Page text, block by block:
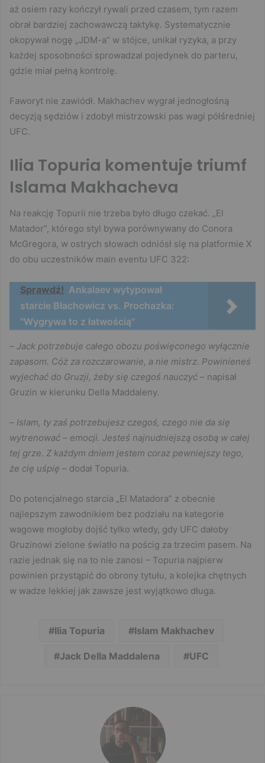
aż osiem razy kończył rywali przed czasem, tym razem
obrał bardziej zachowawczą taktykę. Systematycznie
okopywał nogę „JDM-a” w stójce, unikał ryzyka, a przy
każdej sposobności sprowadzał pojedynek do parteru,
gdzie miał pełną kontrolę.
Faworyt nie zawiódł. Makhachev wygrał jednogłośną
decyzją sędziów i zdobył mistrzowski pas wagi półśredniej
UFC.
Ilia Topuria komentuje triumf
Islama Makhacheva
Na reakcję Topurii nie trzeba było długo czekać. „El
Matador”, którego styl bywa porównywany do Conora
McGregora, w ostrych słowach odniósł się na platformie X
do obu uczestników main eventu UFC 322:
Sprawdź! Ankalaev wytypował
starcie Błachowicz vs. Prochazka:
"Wygrywa to z łatwością"
– Jack potrzebuje całego obozu poświęconego wyłącznie
zapasom. Cóż za rozczarowanie, a nie mistrz. Powinieneś
wyjechać do Gruzji, żeby się czegoś nauczyć – napisał
Gruzin w kierunku Della Maddaleny.
– Islam, ty zaś potrzebujesz czegoś, czego nie da się
wytrenować – emocji. Jesteś najnudniejszą osobą w całej
tej grze. Z każdym dniem jestem coraz pewniejszy tego,
że cię uśpię – dodał Topuria.
Do potencjalnego starcia „El Matadora” z obecnie
najlepszym zawodnikiem bez podziału na kategorie
wagowe mogłoby dojść tylko wtedy, gdy UFC dałoby
Gruzinowi zielone światło na pościg za trzecim pasem. Na
razie jednak się na to nie zanosi – Topuria najpierw
powinien przystąpić do obrony tytułu, a kolejka chętnych
w wadze lekkiej jak zawsze jest wyjątkowo długa.
Ilia Topuria Islam Makhachev
Jack Della Maddalena UFC